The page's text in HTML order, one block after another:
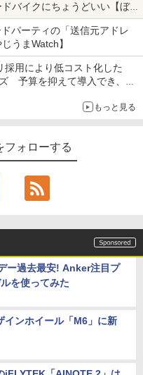
バイクにちょうどいい【ぼっ
時間でなにしてる？】
パーティの「送信元アドレ
うまWatch】
用により低コスト化した
予算を抑えて導入でき、
もっと見る
フォローする
ー過去最安! Anker注目プ
を使ってみた
インホイール「M6」に新